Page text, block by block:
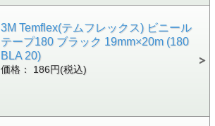
3M Temflex(テムフレックス) ビニール
テープ180 ブラック 19mm×20m (180
BLA 20)
価格： 186円(税込)